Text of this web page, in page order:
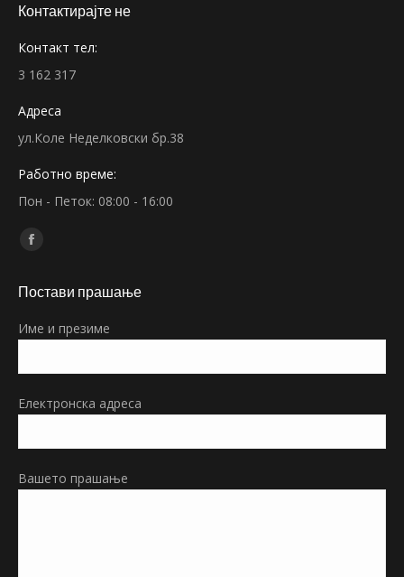
Контактирајте не
Контакт тел:
3 162 317
Адреса
ул.Коле Неделковски бр.38
Работно време:
Пон - Петок: 08:00 - 16:00
Find us on:
Facebook
opens
new
Постави прашање
Име и презиме
Електронска адреса
Вашето прашање